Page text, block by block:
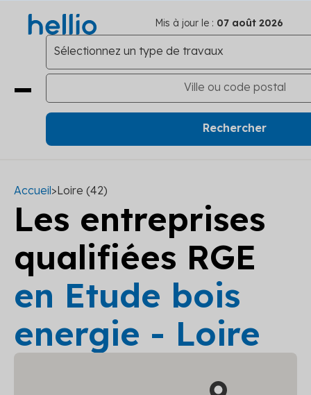
Mis à jour le : 07 août 2026
Accueil>Loire (42)
Les entreprises
qualifiées RGE
en Etude bois
energie - Loire